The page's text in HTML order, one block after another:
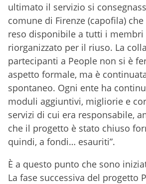
ultimato il servizio si
comune di Firenze (capofila)
reso disponibile a tutti i membri
riorganizzato per il riuso. La
partecipanti a People non si è
aspetto formale, ma è
spontaneo. Ogni ente ha
moduli aggiuntivi, migliorie e
servizi di cui era responsabile,
che il progetto è stato chiuso
quindi, a fondi… esauriti”.
È a questo punto che sono
La fase successiva del progetto